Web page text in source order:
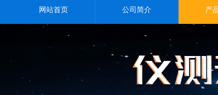
网站首页 公司简介 产